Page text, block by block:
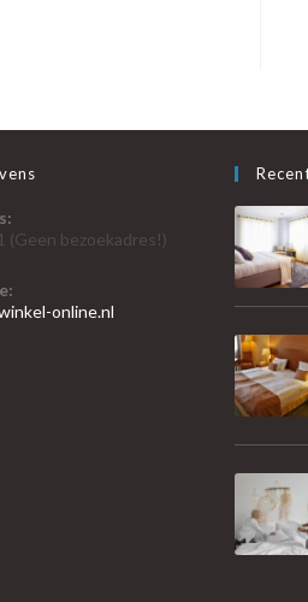
(Geen bezoekadres!)
online.nl